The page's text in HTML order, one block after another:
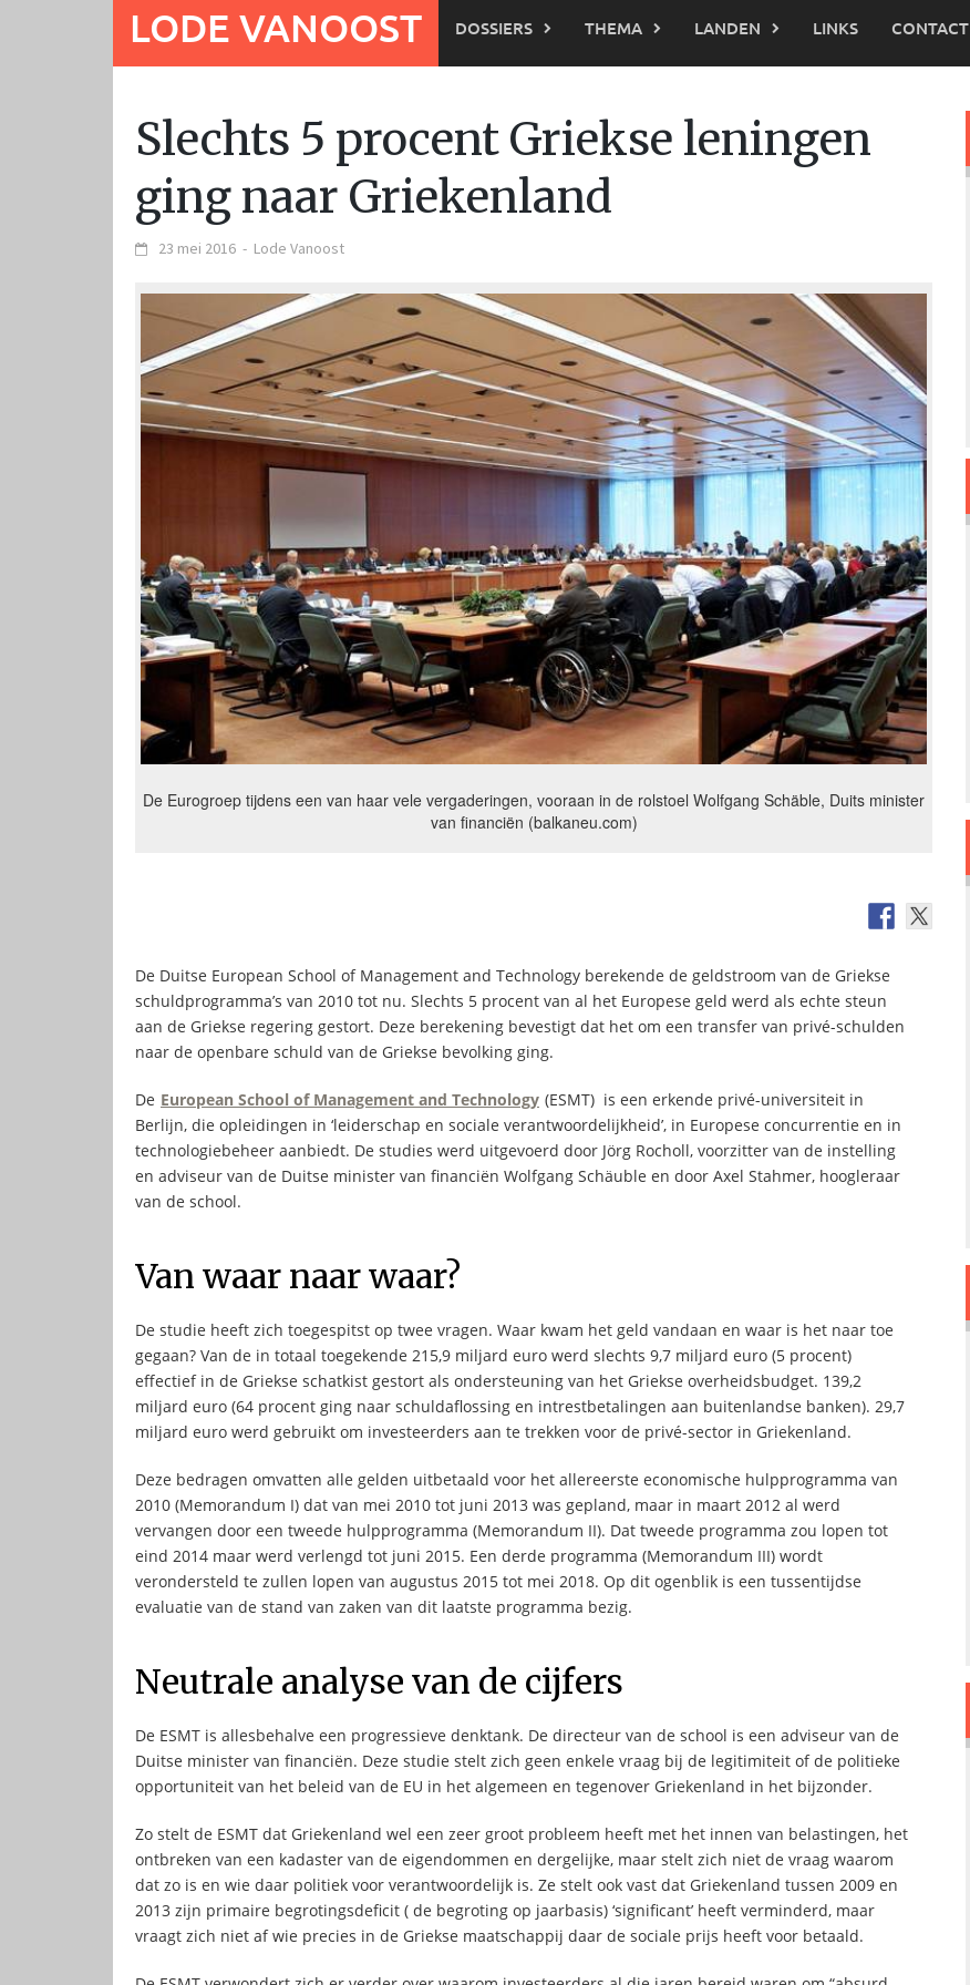
LODE VANOOST DOSSIERS THEMA LANDEN LINKS CONTACT
Slechts 5 procent Griekse leningen
ging naar Griekenland
23 mei 2016 - Lode Vanoost
De Eurogroep tijdens een van haar vele vergaderingen, vooraan in de rolstoel Wolfgang Schäble, Duits minister
van financiën (balkaneu.com)
De Duitse European School of Management and Technology berekende de geldstroom van de Griekse
schuldprogramma’s van 2010 tot nu. Slechts 5 procent van al het Europese geld werd als echte steun
aan de Griekse regering gestort. Deze berekening bevestigt dat het om een transfer van privé-schulden
naar de openbare schuld van de Griekse bevolking ging.
De European School of Management and Technology (ESMT) is een erkende privé-universiteit in
Berlijn, die opleidingen in ‘leiderschap en sociale verantwoordelijkheid’, in Europese concurrentie en in
technologiebeheer aanbiedt. De studies werd uitgevoerd door Jörg Rocholl, voorzitter van de instelling
en adviseur van de Duitse minister van financiën Wolfgang Schäuble en door Axel Stahmer, hoogleraar
van de school.
Van waar naar waar?
De studie heeft zich toegespitst op twee vragen. Waar kwam het geld vandaan en waar is het naar toe
gegaan? Van de in totaal toegekende 215,9 miljard euro werd slechts 9,7 miljard euro (5 procent)
effectief in de Griekse schatkist gestort als ondersteuning van het Griekse overheidsbudget. 139,2
miljard euro (64 procent ging naar schuldaflossing en intrestbetalingen aan buitenlandse banken). 29,7
miljard euro werd gebruikt om investeerders aan te trekken voor de privé-sector in Griekenland.
Deze bedragen omvatten alle gelden uitbetaald voor het allereerste economische hulpprogramma van
2010 (Memorandum I) dat van mei 2010 tot juni 2013 was gepland, maar in maart 2012 al werd
vervangen door een tweede hulpprogramma (Memorandum II). Dat tweede programma zou lopen tot
eind 2014 maar werd verlengd tot juni 2015. Een derde programma (Memorandum III) wordt
verondersteld te zullen lopen van augustus 2015 tot mei 2018. Op dit ogenblik is een tussentijdse
evaluatie van de stand van zaken van dit laatste programma bezig.
Neutrale analyse van de cijfers
De ESMT is allesbehalve een progressieve denktank. De directeur van de school is een adviseur van de
Duitse minister van financiën. Deze studie stelt zich geen enkele vraag bij de legitimiteit of de politieke
opportuniteit van het beleid van de EU in het algemeen en tegenover Griekenland in het bijzonder.
Zo stelt de ESMT dat Griekenland wel een zeer groot probleem heeft met het innen van belastingen, het
ontbreken van een kadaster van de eigendommen en dergelijke, maar stelt zich niet de vraag waarom
dat zo is en wie daar politiek voor verantwoordelijk is. Ze stelt ook vast dat Griekenland tussen 2009 en
2013 zijn primaire begrotingsdeficit ( de begroting op jaarbasis) ‘significant’ heeft verminderd, maar
vraagt zich niet af wie precies in de Griekse maatschappij daar de sociale prijs heeft voor betaald.